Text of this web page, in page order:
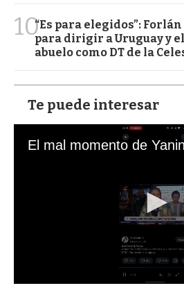
10“Es para elegidos”:
para dirigir a Uruguay y
abuelo como DT de la
Te puede interesar